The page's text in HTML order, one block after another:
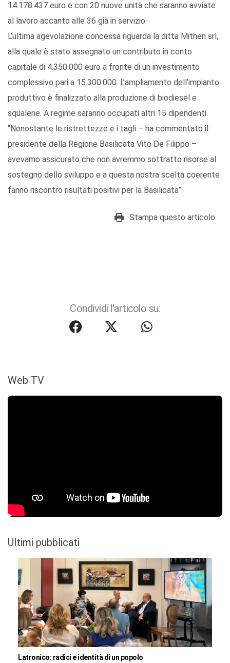
14.178.437 euro e con 20 nuove unità che saranno avviate
al lavoro accanto alle 36 già in servizio.
L’ultima agevolazione concessa riguarda la ditta Mithen srl,
alla quale è stato assegnato un contributo in conto
capitale di 4.350.000 euro a fronte di un investimento
complessivo pari a 15.300.000. L’ampliamento dell’impianto
produttivo è finalizzato alla produzione di biodiesel e
squalene. A regime saranno occupati altri 15 dipendenti.
“Nonostante le ristrettezze e i tagli – ha commentato il
presidente della Regione Basilicata Vito De Filippo –
avevamo assicurato che non avremmo sottratto risorse al
sostegno dello sviluppo e a questa nostra scelta coerente
fanno riscontro risultati positivi per la Basilicata”.
Stampa questo articolo
Condividi l'articolo su:
Web TV
Ultimi pubblicati
Latronico: radici e identità di un popolo